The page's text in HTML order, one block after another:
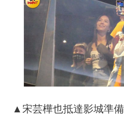
▲宋芸樺也抵達影城準